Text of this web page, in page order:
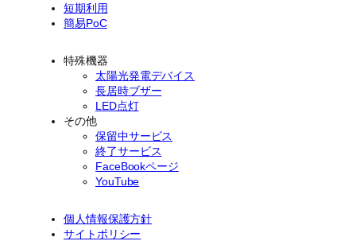
短期利用
簡易PoC
特殊機器
太陽光発電デバイス
長居時ブザー
LED点灯
その他
保留中サービス
終了サービス
FaceBookページ
YouTube
個人情報保護方針
サイトポリシー